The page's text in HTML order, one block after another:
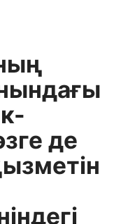
де